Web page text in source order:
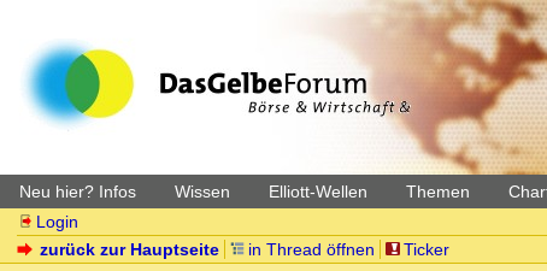
Neu hier? Infos Wissen Elliott-Wellen Themen
Login
zurück zur Hauptseite
in Thread öffnen Ticker